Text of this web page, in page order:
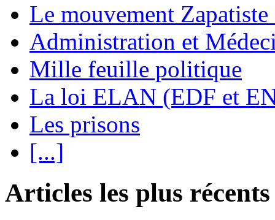
Le mouvement
Administration et
Mille feuille politique
La loi ELAN (EDF et
Les prisons
[...]
Articles les plus récents